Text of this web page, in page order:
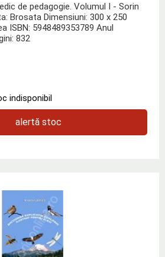
de pedagogie. Volumul I - Sorin
Brosata Dimensiuni: 300 x 250
ISBN: 5948489353789 Anul
832
indisponibil
alertă stoc